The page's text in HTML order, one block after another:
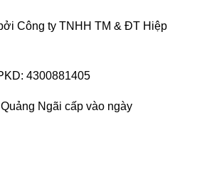
Công ty TNHH TM & ĐT Hiệp
4300881405
Ngãi cấp vào ngày